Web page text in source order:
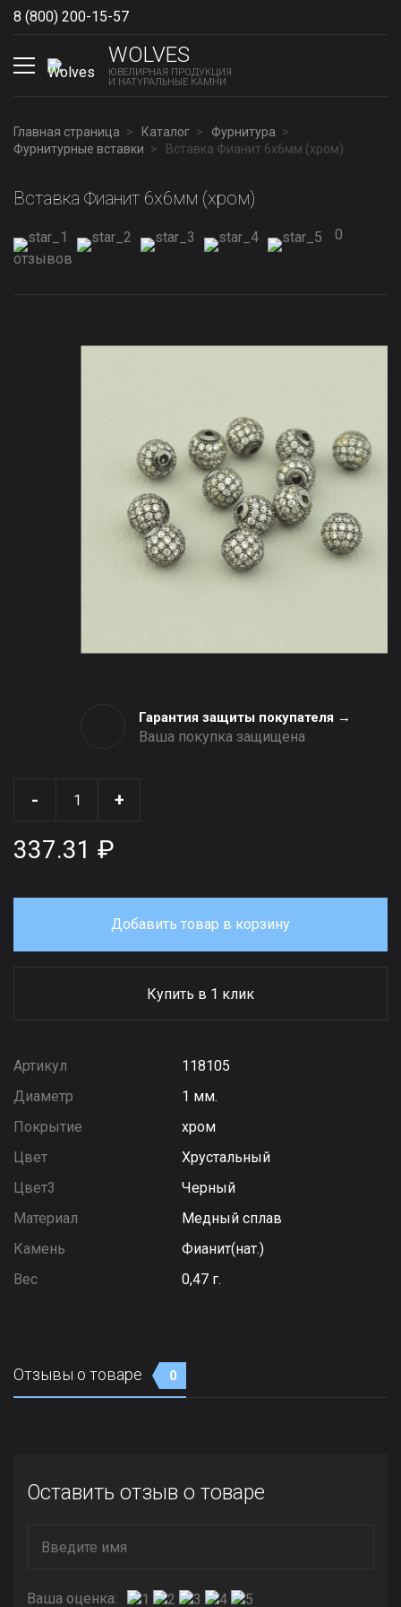
8 (800) 200-15-57
WOLVES
ЮВЕЛИРНАЯ ПРОДУКЦИЯ
И НАТУРАЛЬНЫЕ КАМНИ
Главная страница Каталог
Фурнитура
Фурнитурные вставки
Вставка Фианит 6х6мм (хром)
Вставка Фианит 6х6мм (хром)
0
отзывов
Гарантия защиты покупателя →
Ваша покупка защищена
- +
337.31 ₽
Добавить товар в корзину
Купить в 1 клик
Артикул
118105
Диаметр
1 мм.
Покрытие
хром
Цвет
Хрустальный
Цвет3
Черный
Материал
Медный сплав
Камень
Фианит(нат.)
Вес
0,47 г.
Отзывы о товаре 0
Оставить отзыв о товаре
Ваша оценка: